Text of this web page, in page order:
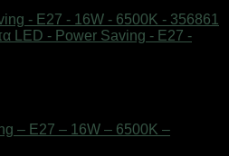
– E27 – 16W – 6500K –